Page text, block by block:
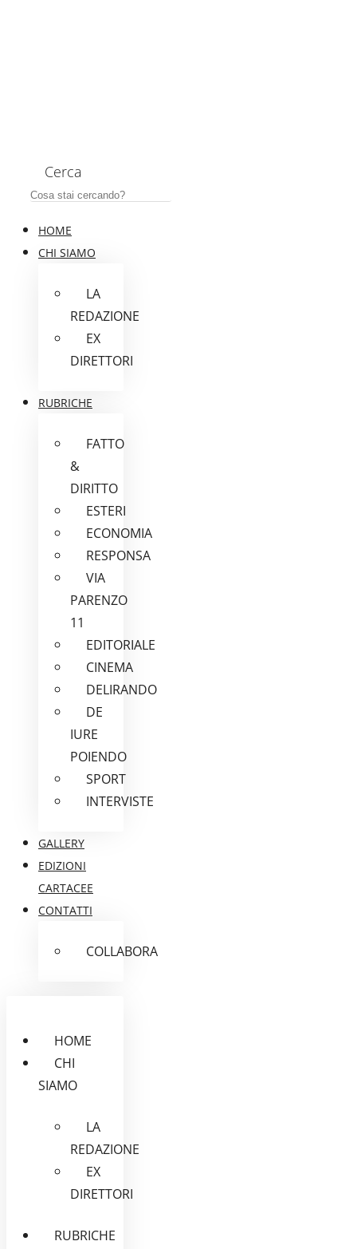
Cerca
HOME
CHI SIAMO
LA
REDAZIONE
EX
DIRETTORI
RUBRICHE
FATTO
&
DIRITTO
ESTERI
ECONOMIA
RESPONSA
VIA
PARENZO
11
EDITORIALE
CINEMA
DELIRANDO
DE
IURE
POIENDO
SPORT
INTERVISTE
GALLERY
EDIZIONI
CARTACEE
CONTATTI
COLLABORA
HOME
CHI
SIAMO
LA
REDAZIONE
EX
DIRETTORI
RUBRICHE